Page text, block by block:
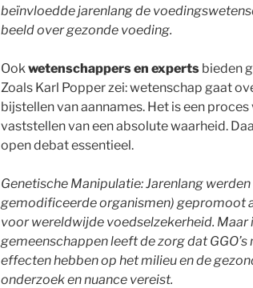
beïnvloedde jarenlang de
beeld over gezonde voeding.
Ook wetenschappers en experts bieden
Zoals Karl Popper zei: wetenschap gaat
bijstellen van aannames. Het is een
vaststellen van een absolute waarheid.
open debat essentieel.
Genetische Manipulatie: Jarenlang werden
gemodificeerde organismen) gepromoot
voor wereldwijde voedselzekerheid. Maar
gemeenschappen leeft de zorg dat
effecten hebben op het milieu en de
onderzoek en nuance vereist.